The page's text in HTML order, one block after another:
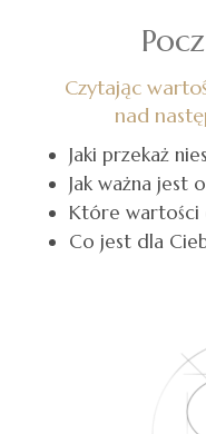
Czytając
nad
Jaki przekaż
Jak ważna jest
Które wartości
Co jest dla